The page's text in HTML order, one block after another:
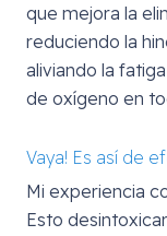
que mejora la
reduciendo la
aliviando la
de oxígeno en
Vaya! Es así de
Mi experiencia
Esto